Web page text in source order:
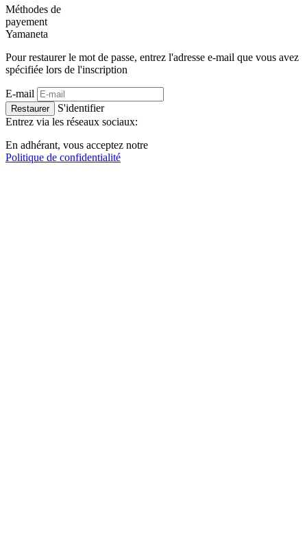
Méthodes de
payement
Yamaneta
Pour restaurer le mot de passe, entrez l'adresse e-mail que vous avez
spécifiée lors de l'inscription
E-mail
Restaurer
S'identifier
Entrez via les réseaux sociaux:
En adhérant, vous acceptez notre
Politique de confidentialité